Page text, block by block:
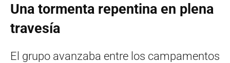
Una tormenta repentina en plena
travesía
El grupo avanzaba entre los campamentos